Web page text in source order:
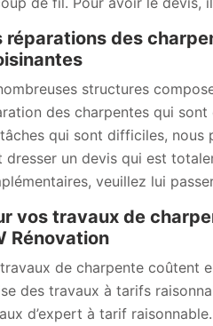
réparations des
structures
des charpentes qui
qui sont difficiles, nous
dresser un devis qui est
veuillez lui
vos travaux de
Rénovation
de charpente coûtent
des travaux à tarifs
d’expert à tarif